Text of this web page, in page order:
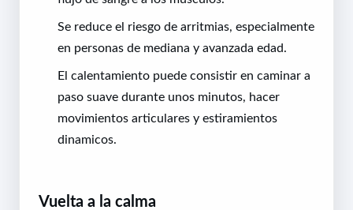
Se reduce el riesgo de arritmias, especialmente
en personas de mediana y avanzada edad.
El calentamiento puede consistir en caminar a
paso suave durante unos minutos, hacer
movimientos articulares y estiramientos
dinamicos.
Vuelta a la calma